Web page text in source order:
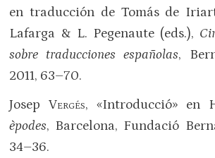
en traducción de Tomás de
Lafarga & L. Pegenaute (eds.),
sobre traducciones españolas,
2011, 63–70.
JosepVergés, «Introducció» en
èpodes, Barcelona, Fundació
34–36.